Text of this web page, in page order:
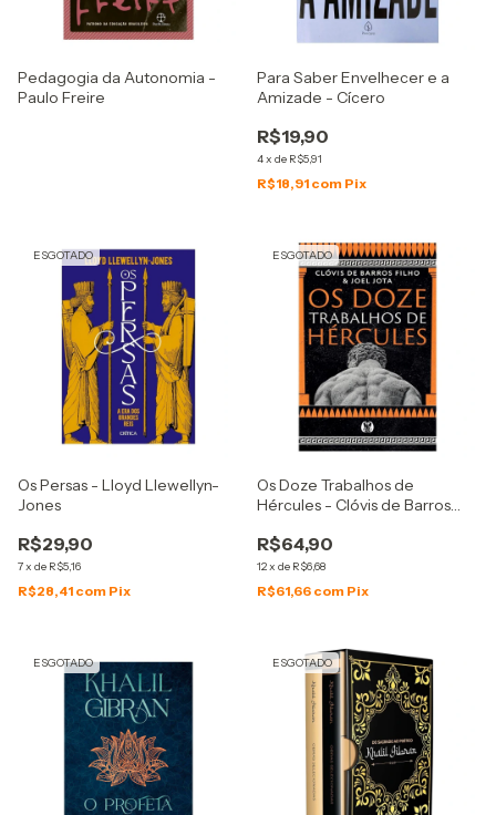
Pedagogia da Autonomia -
Paulo Freire
Para Saber Envelhecer e a
Amizade - Cícero
R$19,90
4x de R$5,91
R$18,91 com Pix
ESGOTADO
Os Persas - Lloyd Llewellyn-
Jones
R$29,90
7x de R$5,16
R$28,41 com Pix
ESGOTADO
Os Doze Trabalhos de
Hércules - Clóvis de Barros
R$64,90
12x de R$6,68
R$61,66 com Pix
ESGOTADO ESGOTADO